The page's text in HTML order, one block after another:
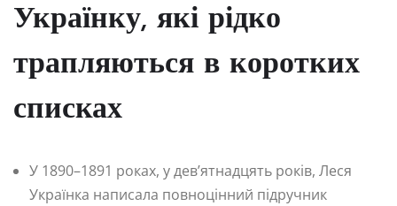
Українку, які рідко
трапляються в коротких
списках
У 1890–1891 роках, у дев’ятнадцять років, Леся
Українка написала повноцінний підручник